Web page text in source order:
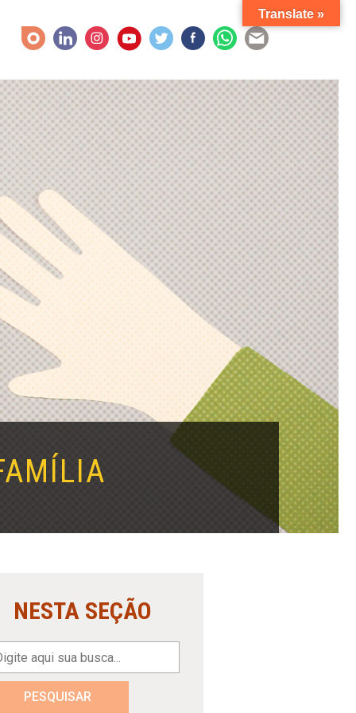
NESTA SEÇÃO
PESQUISAR
Translate »